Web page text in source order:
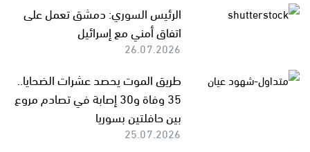
الرئيس السوري: دمشق تعمل على
اتفاق أمني مع إسرائيل
26.07.2026
طريق الموت يحصد عشرات الضحايا..
35 وفاة و30 إصابة في تصادم مروع
بين حافلتين بسوريا
25.07.2026